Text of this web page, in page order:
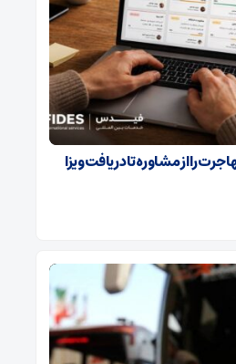
را از مشاوره تا دریافت ویزا